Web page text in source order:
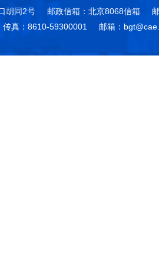
胡同2号
邮政信箱：北京8068信箱
传真：8610-59300001 邮箱：